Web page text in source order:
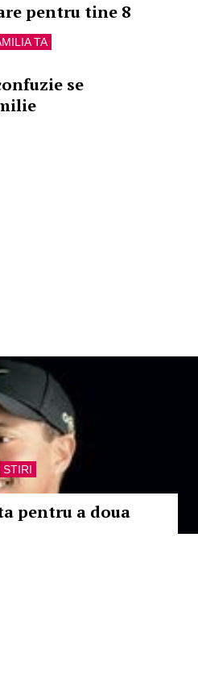
pentru tine 8
TA
se
STIRI
pentru a doua